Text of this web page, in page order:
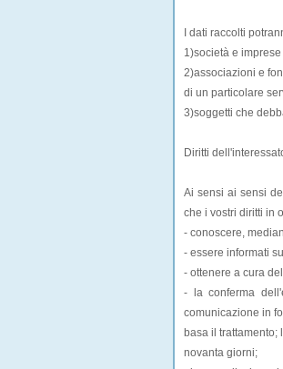
I dati raccolti
1)società e
2)associazioni e
di un particolare
3)soggetti che
Diritti
Ai sensi ai sensi
che i vostri diritti in
- conoscere,
- essere informati
- ottenere a cura
- la conferma
comunicazione in
basa il trattamento;
novanta giorni;